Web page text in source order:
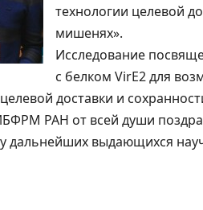
технологии целевой
мишенях».
Исследование
с белком VirE2 для
доставки и
РАН от всей души
дальнейших выдающихся